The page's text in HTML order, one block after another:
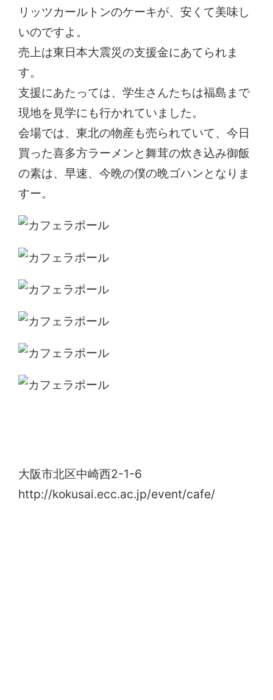
リッツカールトンのケーキが、安くて美味し
いのですよ。
売上は東日本大震災の支援金にあてられま
す。
支援にあたっては、学生さんたちは福島まで
現地を見学にも行かれていました。
会場では、東北の物産も売られていて、今日
買った喜多方ラーメンと舞茸の炊き込み御飯
の素は、早速、今晩の僕の晩ゴハンとなりま
すー。
大阪市北区中崎西2-1-6
http://kokusai.ecc.ac.jp/event/cafe/